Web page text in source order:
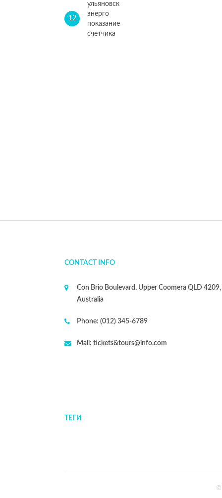
12
ульяновск
энерго
показание
счетчика
CONTACT INFO
Con Brio Boulevard, Upper Coomera QLD 4209,
Australia
Phone: (012) 345-6789
Mail: tickets&tours@info.com
ТЕГИ
©